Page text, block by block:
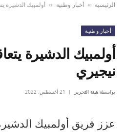
الرئيسية » أخبار وطنية » أولمبيك الدشيرة
أخبار وطنية
أولمبيك الدشيرة
نيجيري
بواسطة هيئة التحرير 21 أغسطس، 2022
عزز فريق أولمبيك